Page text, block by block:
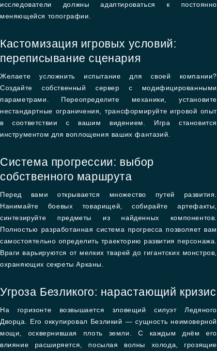
исследователи должны адаптироваться к постоянно
меняющейся топографии.
Кастомизация игровых условий:
переписывание сценария
Желаете усложнить испытание для своей компании?
Создайте собственный сервер с модифицированными
параметрами. Переопределите механики, установите
нестандартные ограничения, трансформируйте игровой опыт
в соответствии с вашим видением. Игра становится
инструментом для воплощения ваших фантазий.
Система прогрессии: выбор
собственного маршрута
Перед вами открывается множество путей развития.
Нанимайте боевых товарищей, собирайте артефакты,
синтезируйте предметы из найденных компонентов.
Полностью разработанная система прогресса позволяет вам
самостоятельно определить траекторию развития персонажа.
Враги варьируются от мелких тварей до гигантских монстров,
охраняющих секреты Арканы.
Угроза Безликого: нарастающий кризис
На горизонте возвышается зловещий силуэт Ледяного
Дворца. Его оккупировал Безликий — сущность неимоверной
мощи, осквернившая плоть земли. С каждым днём его
влияние расширяется, посылая волны холода, грозящие